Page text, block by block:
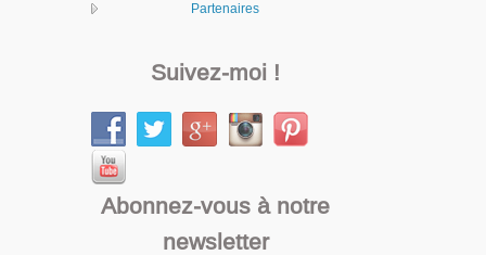
Partenaires
Suivez-moi !
Abonnez-vous à notre
newsletter